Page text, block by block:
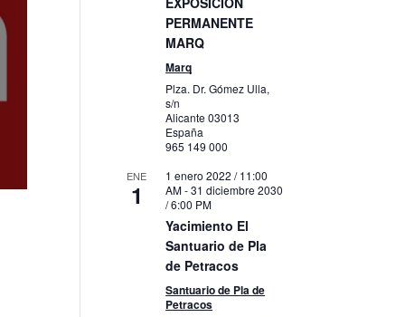
PERMANENTE
MARQ
Marq
Plza. Dr. Gómez Ulla,
s/n
Alicante03013
España
965 149 000
ENE
1
1 enero 2022 / 11:00
AM-31 diciembre 2030
/ 6:00 PM
Yacimiento El
Santuario de Pla
de Petracos
Santuario de Pla de
Petracos